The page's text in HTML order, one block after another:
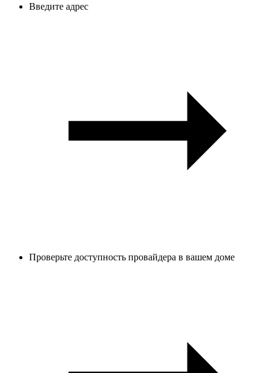
Введите адрес
Проверьте доступность провайдера в вашем доме